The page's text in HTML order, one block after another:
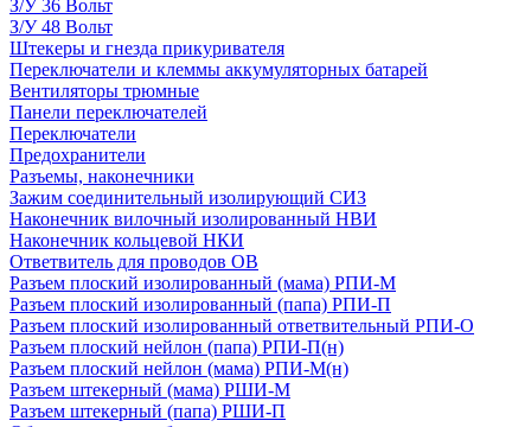
З/У 36 Вольт
З/У 48 Вольт
Штекеры и гнезда прикуривателя
Переключатели и клеммы аккумуляторных батарей
Вентиляторы трюмные
Панели переключателей
Переключатели
Предохранители
Разъемы, наконечники
Зажим соединительный изолирующий СИЗ
Наконечник вилочный изолированный НВИ
Наконечник кольцевой НКИ
Ответвитель для проводов ОВ
Разъем плоский изолированный (мама) РПИ-М
Разъем плоский изолированный (папа) РПИ-П
Разъем плоский изолированный ответвительный РПИ-О
Разъем плоский нейлон (папа) РПИ-П(н)
Разъем плоский нейлон (мама) РПИ-М(н)
Разъем штекерный (мама) РШИ-М
Разъем штекерный (папа) РШИ-П